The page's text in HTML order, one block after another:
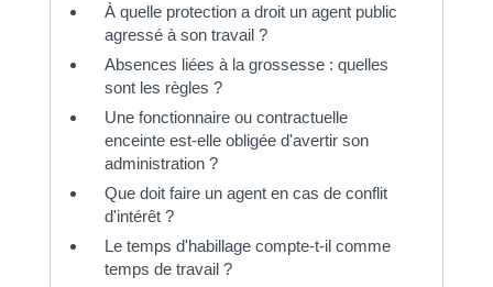
À quelle protection a droit un agent public
agressé à son travail ?
Absences liées à la grossesse : quelles
sont les règles ?
Une fonctionnaire ou contractuelle
enceinte est-elle obligée d'avertir son
administration ?
Que doit faire un agent en cas de conflit
d'intérêt ?
Le temps d'habillage compte-t-il comme
temps de travail ?